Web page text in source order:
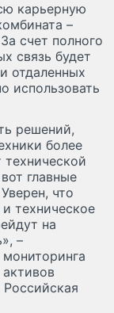
карьерную
–
счет полного
связь будет
отдаленных
использовать
решений,
более
главные
что
техническое
на
–